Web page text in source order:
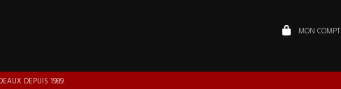
MON
DEPUIS 1989.